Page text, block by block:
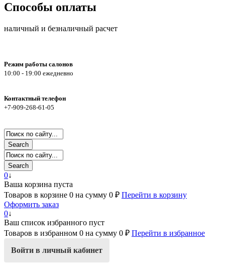
Способы оплаты
наличный и безналичный расчет
Режим работы салонов
10:00 - 19:00 ежедневно
Контактный телефон
+7-909-268-61-05
Search
Search
0↓
Ваша корзина пуста
Товаров в корзине 0 на сумму 0 ₽ Перейти в корзину
Оформить заказ
0↓
Ваш список избранного пуст
Товаров в избранном 0 на сумму 0 ₽ Перейти в избранное
Войти в личный кабинет